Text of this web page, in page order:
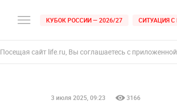
КУБОК РОССИИ — 2026/27 СИТУАЦИЯ
Посещая сайт life.ru, Вы соглашаетесь с приложенной
3 июля 2025, 09:23 3166